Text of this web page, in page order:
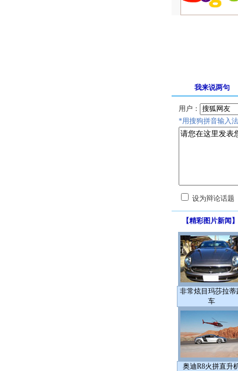
我来说两句
用户：
*用搜狗拼音输入
设为辩论话
【精彩图片新闻 】
非常炫目玛莎拉蒂
车
奥迪R8火拼直升